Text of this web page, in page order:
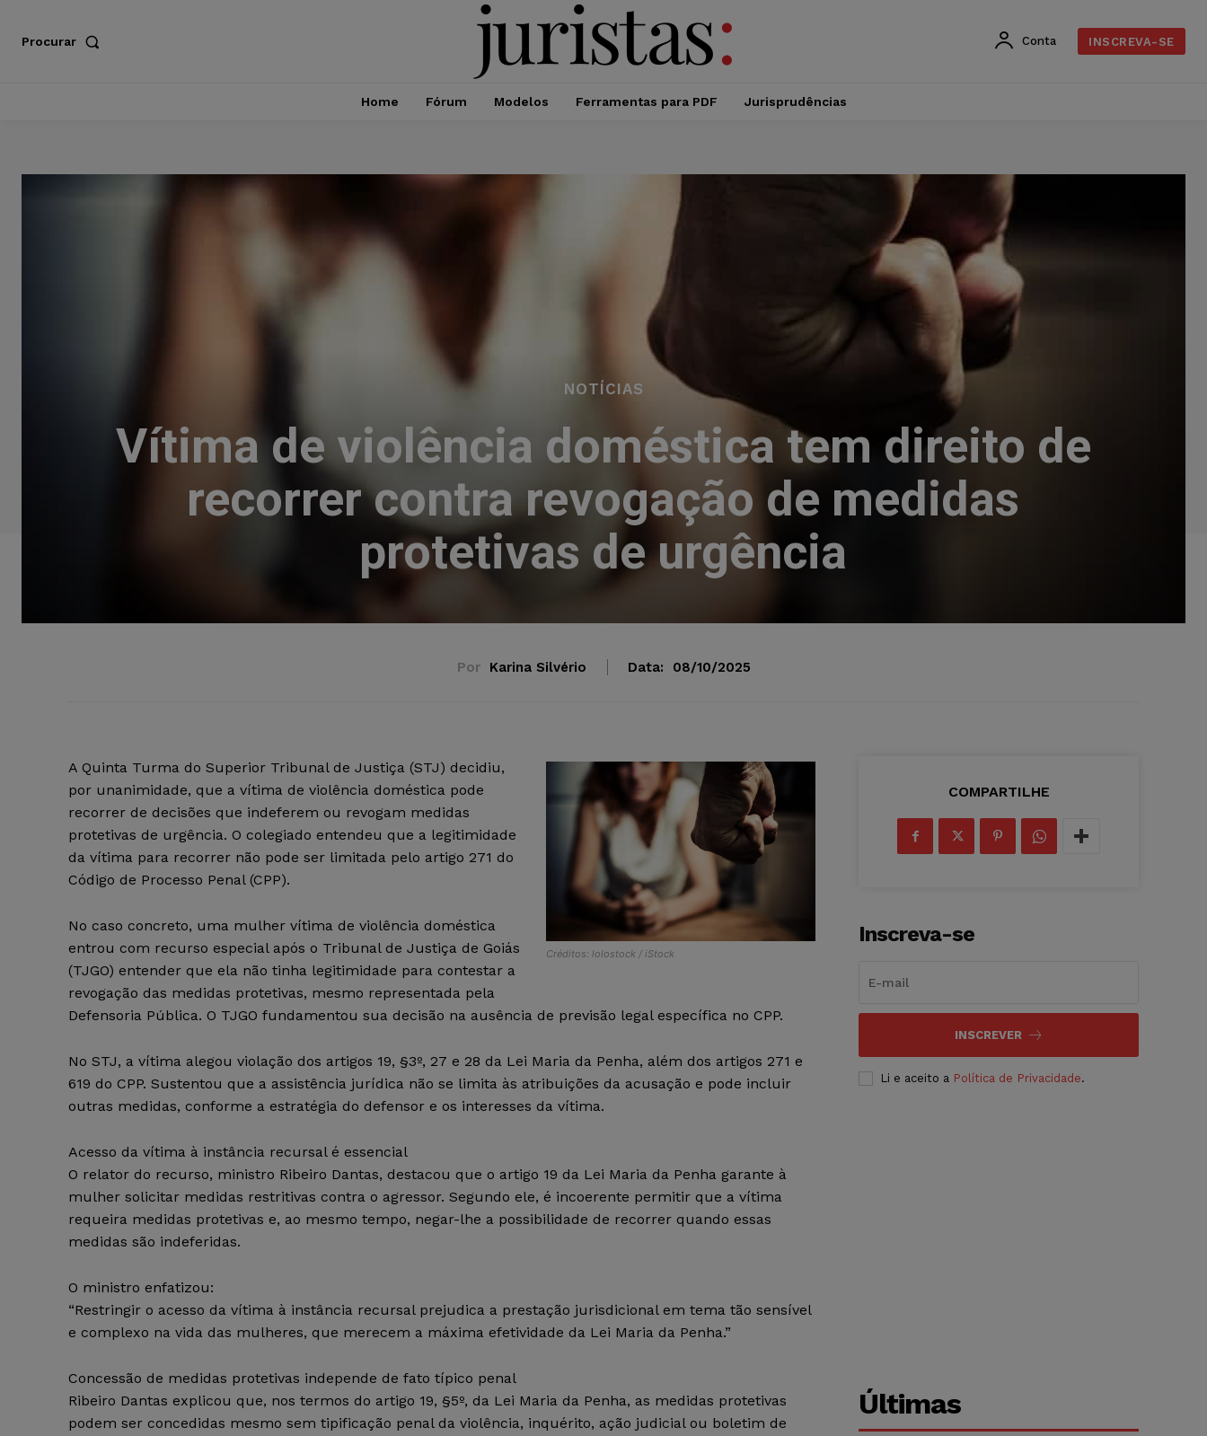
Procurar Conta INSCREVA-SE
Home Fórum Modelos Ferramentas para PDF Jurisprudências
NOTÍCIAS
Vítima de violência doméstica tem direito de
recorrer contra revogação de medidas
protetivas de urgência
Por Karina Silvério Data: 08/10/2025
Créditos: lolostock / iStock
A Quinta Turma do Superior Tribunal de Justiça (STJ) decidiu,
por unanimidade, que a vítima de violência doméstica pode
recorrer de decisões que indeferem ou revogam medidas
protetivas de urgência. O colegiado entendeu que a legitimidade
da vítima para recorrer não pode ser limitada pelo artigo 271 do
Código de Processo Penal (CPP).
No caso concreto, uma mulher vítima de violência doméstica
entrou com recurso especial após o Tribunal de Justiça de Goiás
(TJGO) entender que ela não tinha legitimidade para contestar a
revogação das medidas protetivas, mesmo representada pela
Defensoria Pública. O TJGO fundamentou sua decisão na ausência de previsão legal específica no CPP.
No STJ, a vítima alegou violação dos artigos 19, §3º, 27 e 28 da Lei Maria da Penha, além dos artigos 271 e
619 do CPP. Sustentou que a assistência jurídica não se limita às atribuições da acusação e pode incluir
outras medidas, conforme a estratégia do defensor e os interesses da vítima.
Acesso da vítima à instância recursal é essencial
O relator do recurso, ministro Ribeiro Dantas, destacou que o artigo 19 da Lei Maria da Penha garante à
mulher solicitar medidas restritivas contra o agressor. Segundo ele, é incoerente permitir que a vítima
requeira medidas protetivas e, ao mesmo tempo, negar-lhe a possibilidade de recorrer quando essas
medidas são indeferidas.
O ministro enfatizou:
“Restringir o acesso da vítima à instância recursal prejudica a prestação jurisdicional em tema tão sensível
e complexo na vida das mulheres, que merecem a máxima efetividade da Lei Maria da Penha.”
Concessão de medidas protetivas independe de fato típico penal
Ribeiro Dantas explicou que, nos termos do artigo 19, §5º, da Lei Maria da Penha, as medidas protetivas
podem ser concedidas mesmo sem tipificação penal da violência, inquérito, ação judicial ou boletim de
COMPARTILHE
Inscreva-se
INSCREVER
Li e aceito a Política de Privacidade.
Últimas